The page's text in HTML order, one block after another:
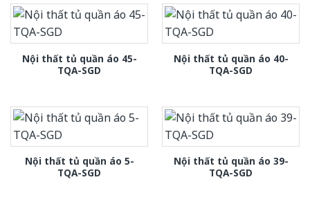
Nội thất tủ quần áo 45-
TQA-SGD
Nội thất tủ quần áo 40-
TQA-SGD
Nội thất tủ quần áo 5-
TQA-SGD
Nội thất tủ quần áo 39-
TQA-SGD